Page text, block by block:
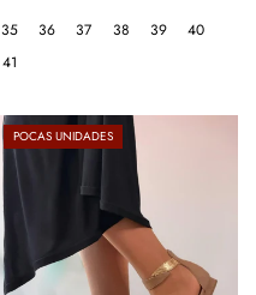
35 36 37 38 39
40
41
POCAS UNIDADES